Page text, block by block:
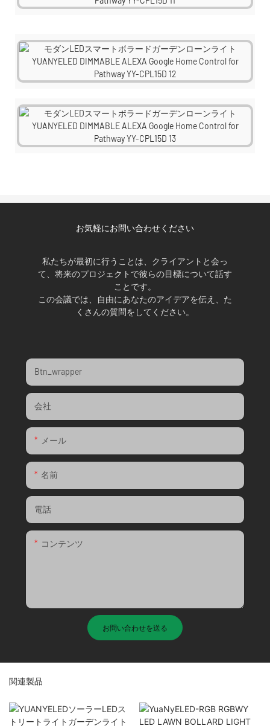
お気軽にお問い合わせください
私たちが最初に行うことは、クライアントと会っ
て、将来のプロジェクトで彼らの目標について話す
ことです。
この会議では、自由にあなたのアイデアを伝え、た
くさんの質問をしてください。
Btn_wrapper
会社
メール
名前
電話
コンテンツ
お問い合わせを送る
関連製品